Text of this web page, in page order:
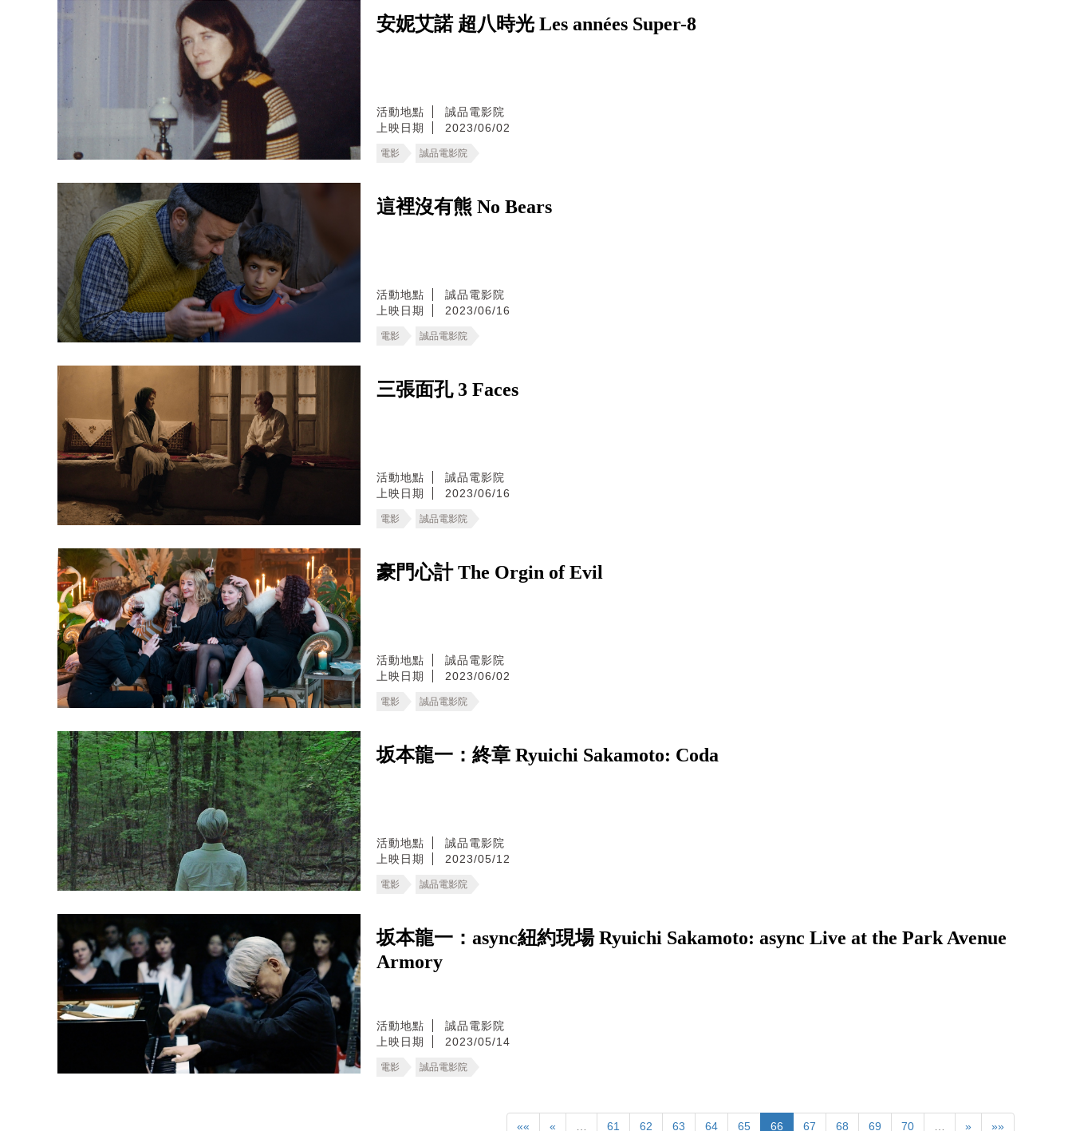
安妮艾諾 超八時光 Les années Super-8
活動地點
誠品電影院
上映日期
2023/06/02
電影 誠品電影院
這裡沒有熊 No Bears
活動地點
誠品電影院
上映日期
2023/06/16
電影 誠品電影院
三張面孔 3 Faces
活動地點
誠品電影院
上映日期
2023/06/16
電影 誠品電影院
豪門心計 The Orgin of Evil
活動地點
誠品電影院
上映日期
2023/06/02
電影 誠品電影院
坂本龍一：終章 Ryuichi Sakamoto: Coda
活動地點
誠品電影院
上映日期
2023/05/12
電影 誠品電影院
坂本龍一：async紐約現場 Ryuichi Sakamoto: async Live at the Park Avenue
Armory
活動地點
誠品電影院
上映日期
2023/05/14
電影 誠品電影院
«« « 61 62 63 64 65 66 67 68 69 70 » »»